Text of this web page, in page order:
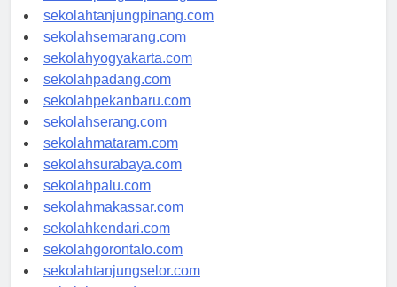
sekolahpangkalpinang.com
sekolahtanjungpinang.com
sekolahsemarang.com
sekolahyogyakarta.com
sekolahpadang.com
sekolahpekanbaru.com
sekolahserang.com
sekolahmataram.com
sekolahsurabaya.com
sekolahpalu.com
sekolahmakassar.com
sekolahkendari.com
sekolahgorontalo.com